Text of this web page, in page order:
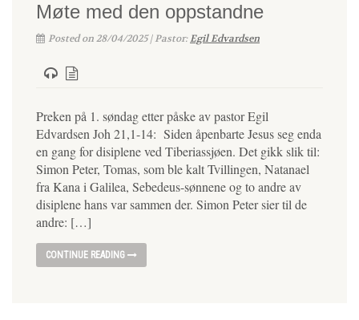
Møte med den oppstandne
Posted on 28/04/2025 | Pastor:Egil Edvardsen
Preken på 1. søndag etter påske av pastor Egil
Edvardsen Joh 21,1-14: Siden åpenbarte Jesus seg enda
en gang for disiplene ved Tiberiassjøen. Det gikk slik til:
Simon Peter, Tomas, som ble kalt Tvillingen, Natanael
fra Kana i Galilea, Sebedeus-sønnene og to andre av
disiplene hans var sammen der. Simon Peter sier til de
andre: […]
CONTINUE READING